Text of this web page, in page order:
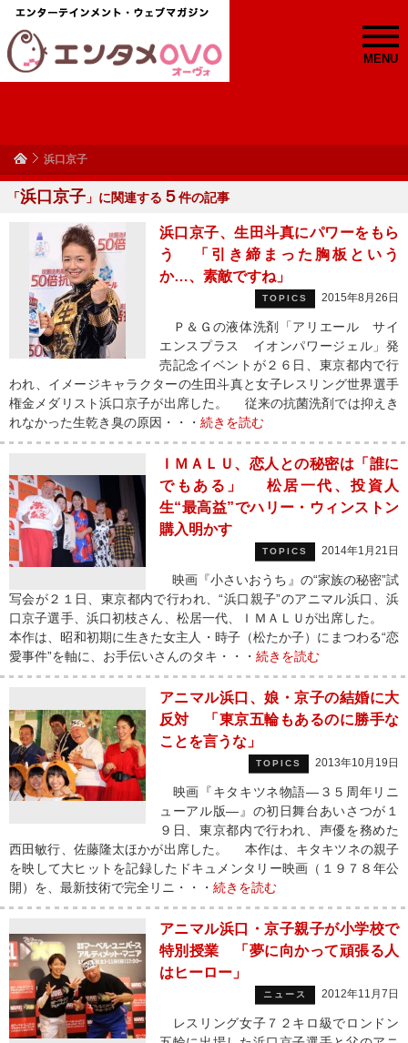
MENU
浜口京子
「浜口京子 」に関連する ５件の記事
浜口京子、生田斗真にパワーをもら
う 「引き締まった胸板という
か…、素敵ですね」
TOPICS 2015年8月26日
Ｐ＆Ｇの液体洗剤「アリエール サイ
エンスプラス イオンパワージェル」発
売記念イベントが２６日、東京都内で行
われ、イメージキャラクターの生田斗真と女子レスリング世界選手
権金メダリスト浜口京子が出席した。 従来の抗菌洗剤では抑えき
れなかった生乾き臭の原因・・・ 続きを読む
ＩＭＡＬＵ、恋人との秘密は「誰に
でもある」 松居一代、投資人
生“最高益”でハリー・ウィンストン
購入明かす
TOPICS 2014年1月21日
映画『小さいおうち』の“家族の秘密”試
写会が２１日、東京都内で行われ、“浜口親子”のアニマル浜口、浜
口京子選手、浜口初枝さん、松居一代、ＩＭＡＬＵが出席した。
本作は、昭和初期に生きた女主人・時子（松たか子）にまつわる“恋
愛事件”を軸に、お手伝いさんのタキ・・・ 続きを読む
アニマル浜口、娘・京子の結婚に大
反対 「東京五輪もあるのに勝手な
ことを言うな」
TOPICS 2013年10月19日
映画『キタキツネ物語―３５周年リニ
ューアル版―』の初日舞台あいさつが１
９日、東京都内で行われ、声優を務めた
西田敏行、佐藤隆太ほかが出席した。 本作は、キタキツネの親子
を映して大ヒットを記録したドキュメンタリー映画（１９７８年公
開）を、最新技術で完全リニ・・・ 続きを読む
アニマル浜口・京子親子が小学校で
特別授業 「夢に向かって頑張る人
はヒーロー」
ニュース 2012年11月7日
レスリング女子７２キロ級でロンドン